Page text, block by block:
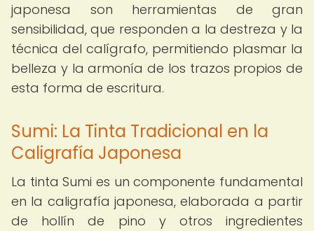
japonesa son herramientas de gran
sensibilidad, que responden a la destreza y la
técnica del calígrafo, permitiendo plasmar la
belleza y la armonía de los trazos propios de
esta forma de escritura.
Sumi: La Tinta Tradicional en la
Caligrafía Japonesa
La tinta Sumi es un componente fundamental
en la caligrafía japonesa, elaborada a partir
de hollín de pino y otros ingredientes